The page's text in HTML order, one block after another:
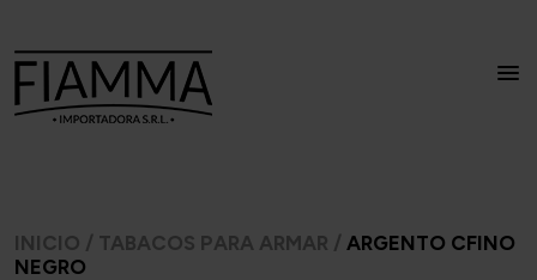
INICIO / TABACOS PARA ARMAR / ARGENTO CFINO
NEGRO